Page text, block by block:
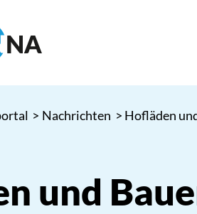
> Nachrichten > Hofläden
und